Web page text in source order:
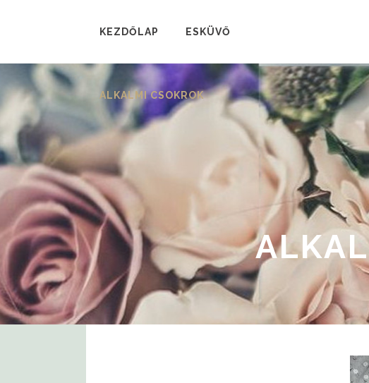
KEZDŐLAP ESKÜVŐ
ALKALMI CSOKROK